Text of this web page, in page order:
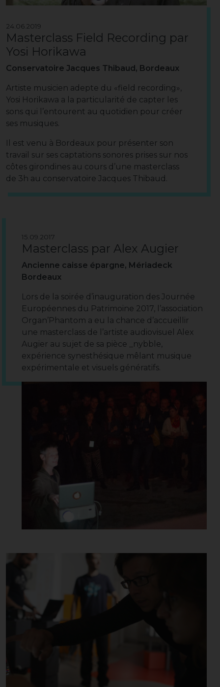
24.06.2019
Masterclass Field Recording par
Yosi Horikawa
Conservatoire Jacques Thibaud, Bordeaux
Artiste musicien adepte du «field recording»,
Yosi Horikawa a la particularité de capter les
sons qui l’entourent au quotidien pour créer
ses musiques.
Il est venu à Bordeaux pour présenter son
travail sur ses captations sonores prises sur nos
côtes girondines au cours d’une masterclass
de 3h au conservatoire Jacques Thibaud.
15.09.2017
Masterclass par Alex Augier
Ancienne caisse épargne, Mériadeck
Bordeaux
Lors de la soirée d’inauguration des Journée
Européennes du Patrimoine 2017, l’association
Organ’Phantom a eu la chance d’accueillir
une masterclass de l’artiste audiovisuel Alex
Augier au sujet de sa pièce _nybble,
expérience synesthésique mêlant musique
expérimentale et visuels génératifs.